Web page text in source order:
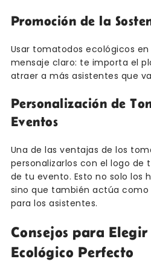
Promoción de la
Usar tomatodos ecológicos
mensaje claro: te importa el
atraer a más asistentes que
Personalización de
Eventos
Una de las ventajas de los
personalizarlos con el logo de
de tu evento. Esto no solo los
sino que también actúa
para los asistentes.
Consejos para
Ecológico Perfecto